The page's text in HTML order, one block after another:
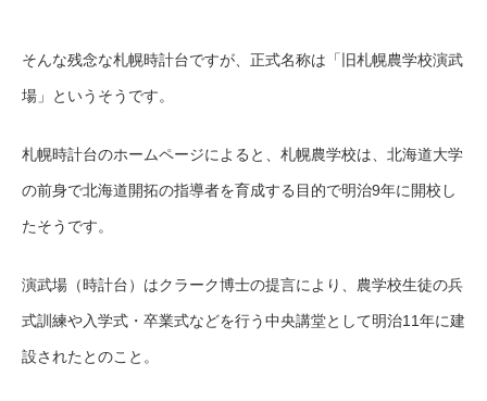
そんな残念な札幌時計台ですが、正式名称は「旧札幌農学校演武
場」というそうです。
札幌時計台のホームページによると、札幌農学校は、北海道大学
の前身で北海道開拓の指導者を育成する目的で明治9年に開校し
たそうです。
演武場（時計台）はクラーク博士の提言により、農学校生徒の兵
式訓練や入学式・卒業式などを行う中央講堂として明治11年に建
設されたとのこと。